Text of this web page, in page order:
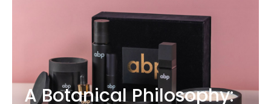
A Botanical Philosophy: